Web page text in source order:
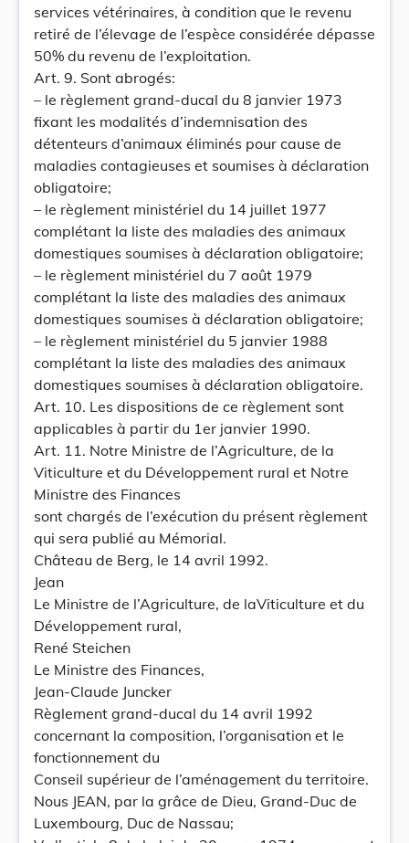
services vétérinaires, à condition que le revenu
retiré de l’élevage de l’espèce considérée dépasse
50% du revenu de l’exploitation.
Art. 9. Sont abrogés:
– le règlement grand-ducal du 8 janvier 1973
fixant les modalités d’indemnisation des
détenteurs d’animaux éliminés pour cause de
maladies contagieuses et soumises à déclaration
obligatoire;
– le règlement ministériel du 14 juillet 1977
complétant la liste des maladies des animaux
domestiques soumises à déclaration obligatoire;
– le règlement ministériel du 7 août 1979
complétant la liste des maladies des animaux
domestiques soumises à déclaration obligatoire;
– le règlement ministériel du 5 janvier 1988
complétant la liste des maladies des animaux
domestiques soumises à déclaration obligatoire.
Art. 10. Les dispositions de ce règlement sont
applicables à partir du 1er janvier 1990.
Art. 11. Notre Ministre de l’Agriculture, de la
Viticulture et du Développement rural et Notre
Ministre des Finances
sont chargés de l’exécution du présent règlement
qui sera publié au Mémorial.
Château de Berg, le 14 avril 1992.
Jean
Le Ministre de l’Agriculture, de laViticulture et du
Développement rural,
René Steichen
Le Ministre des Finances,
Jean-Claude Juncker
Règlement grand-ducal du 14 avril 1992
concernant la composition, l’organisation et le
fonctionnement du
Conseil supérieur de l’aménagement du territoire.
Nous JEAN, par la grâce de Dieu, Grand-Duc de
Luxembourg, Duc de Nassau;